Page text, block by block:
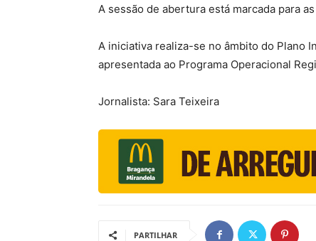
A sessão de abertura está marcada para
A iniciativa realiza-se no âmbito do Plano
apresentada ao Programa Operacional
Jornalista: Sara Teixeira
PARTILHAR